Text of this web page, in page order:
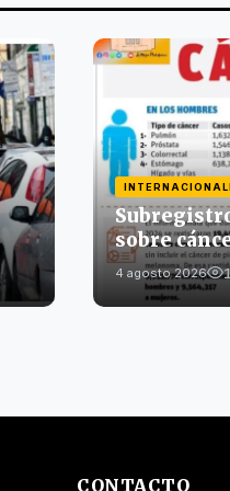
sobre
4 agosto 2026
CONTACTO